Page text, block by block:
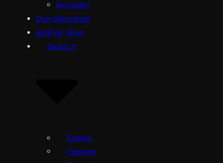
Anmelden
Dein Warenkorb
AGB für Shop
Deutsch
English
Français